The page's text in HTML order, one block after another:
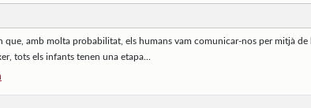
que, amb molta probabilitat, els humans vam comunicar-nos per mitjà
tots els infants tenen una etapa...